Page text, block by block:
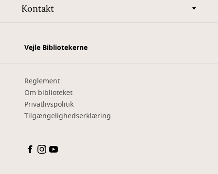
Kontakt
Vejle Bibliotekerne
Reglement
Om biblioteket
Privatlivspolitik
Tilgængelighedserklæring